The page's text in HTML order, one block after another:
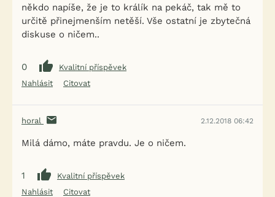
někdo napíše, že je to králík na pekáč, tak mě to
určitě přinejmenším netěší. Vše ostatní je zbytečná
diskuse o ničem..
0
Kvalitní příspěvek
Nahlásit
Citovat
horal 2.12.2018 06:42
Milá dámo, máte pravdu. Je o ničem.
1
Kvalitní příspěvek
Nahlásit
Citovat